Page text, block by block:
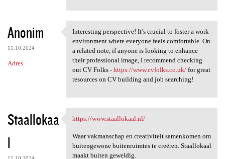
Anonim
11.10.2024
Adres
Interesting perspective! It’s
Interesting perspective! It’s crucial to foster a work
environment where everyone feels comfortable. On
a related note, if anyone is looking to enhance
their professional image, I recommend checking
out CV Folks - https://www.cvfolks.co.uk/for great
resources on CV building and job searching!
Staallokaa
l
https://www.staallokaal.nl/
https://www.staallokaal.nl/
Waar vakmanschap en creativiteit samenkomen om
buitengewone buitenruimtes te creëren. Staallokaal
maakt buiten geweldig.